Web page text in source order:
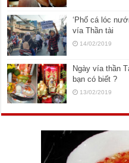
‘Phố cá lóc
vía Thần tài
14/02/2019
Ngày vía thần
bạn có biết ?
13/02/2019